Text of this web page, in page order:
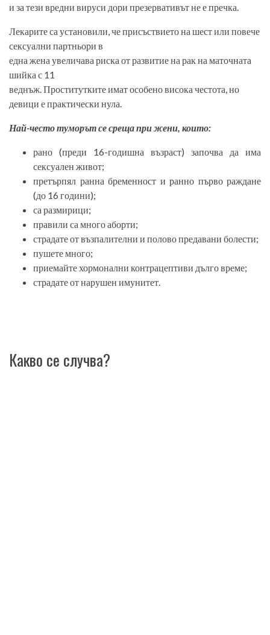
и за тези вредни вируси дори презервативът не е пречка.
Лекарите са установили, че присъствието на шест или повече
сексуални партньори в
една жена увеличава риска от развитие на рак на маточната
шийка с 11
веднъж. Проститутките имат особено висока честота, но
девици е практически нула.
Най-често туморът се среща при жени, които:
рано (преди 16-годишна възраст) започва да има
сексуален живот;
претърпял ранна бременност и ранно първо раждане
(до 16 години);
са размирици;
правили са много аборти;
страдате от възпалителни и полово предавани болести;
пушете много;
приемайте хормонални контрацептиви дълго време;
страдате от нарушен имунитет.
Какво се случва?